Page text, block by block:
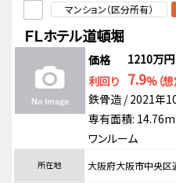
マンション（区分所有）
ＦＬホテル道頓堀
価格
1210万円
利回り 7.9%（想
鉄骨造 / 2021年
専有面積:
ワンルーム
所在地 大阪府大阪市中央区